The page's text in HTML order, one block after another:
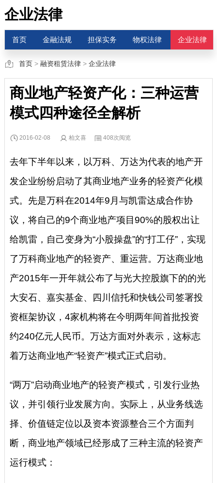
企业法律
首页 金融法规 担保实务 物权法律 企业法律
首页> 融资租赁法律> 企业法律
商业地产轻资产化：三种运营
模式四种途径全解析
2016-02-08 柏文喜 408次阅览
去年下半年以来，以万科、万达为代表的地产开
发企业纷纷启动了其商业地产业务的轻资产化模
式。先是万科在2014年9月与凯雷达成合作协
议，将自己的9个商业地产项目90%的股权出让
给凯雷，自己变身为“小股操盘”的“打工仔”，实现
了万科商业地产的轻资产、重运营。万达商业地
产2015年一开年就公布了与光大控股旗下的的光
大安石、嘉实基金、四川信托和快钱公司签署投
资框架协议，4家机构将在今明两年间首批投资
约240亿元人民币。万达方面对外表示，这标志
着万达商业地产“轻资产”模式正式启动。
“两万”启动商业地产的轻资产模式，引发行业热
议，并引领行业发展方向。实际上，从业务线选
择、价值链定位以及资本资源整合三个方面判
断，商业地产领域已经形成了三种主流的轻资产
运行模式：